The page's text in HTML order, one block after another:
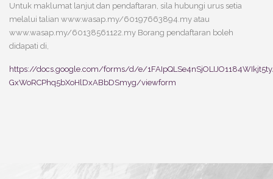
Untuk maklumat lanjut dan pendaftaran, sila hubungi urus setia
melalui talian www.wasap.my/60197663894.my atau
www.wasap.my/60138561122.my Borang pendaftaran boleh
didapati di,
https://docs.google.com/forms/d/e/
GxWoRCPhq5bXoHlDxABbDSmyg/viewform